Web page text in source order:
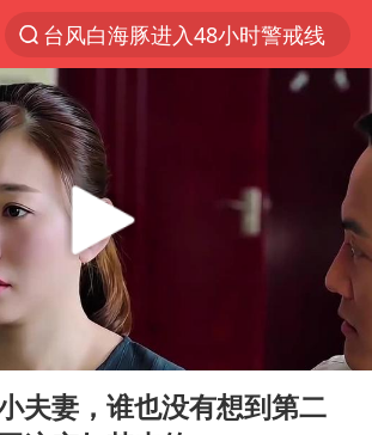
台风白海豚进入48小时警戒线
以“新”破局 首发经济点亮城市消费活力
看守所辅警收受10万获刑1年
宇树科技发行价格150.80元/股
CIA被曝已秘密设立古巴工作组
U17国足1分钟轰2球
夫妻，谁也没有想到第二